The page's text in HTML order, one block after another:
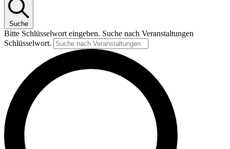
Suche
Bitte Schlüsselwort eingeben. Suche nach Veranstaltungen
Schlüsselwort.